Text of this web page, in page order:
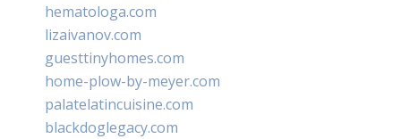
hematologa.com
lizaivanov.com
guesttinyhomes.com
home-plow-by-meyer.com
palatelatincuisine.com
blackdoglegacy.com